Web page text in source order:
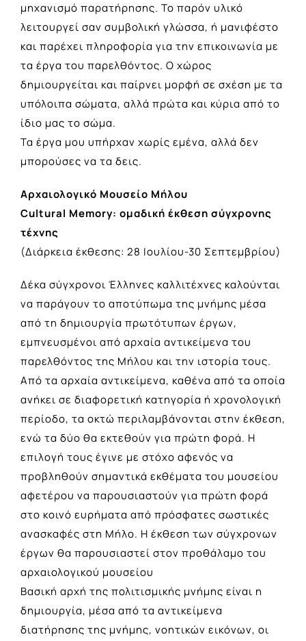
μηχανισμό παρατήρησης. Το παρόν υλικό
λειτουργεί σαν συμβολική γλώσσα, ή μανιφέστο
και παρέχει πληροφορία για την επικοινωνία με
τα έργα του παρελθόντος. Ο χώρος
δημιουργείται και παίρνει μορφή σε σχέση με τα
υπόλοιπα σώματα, αλλά πρώτα και κύρια από το
ίδιο μας το σώμα.
Τα έργα μου υπήρχαν χωρίς εμένα, αλλά δεν
μπορούσες να τα δεις.
Αρχαιολογικό Μουσείο Μήλου
Cultural Memory: ομαδική έκθεση σύγχρονης
τέχνης
(Διάρκεια έκθεσης: 28 Ιουλίου-30 Σεπτεμβρίου)
Δέκα σύγχρονοι Έλληνες καλλιτέχνες καλούνται
να παράγουν το αποτύπωμα της μνήμης μέσα
από τη δημιουργία πρωτότυπων έργων,
εμπνευσμένοι από αρχαία αντικείμενα του
παρελθόντος της Μήλου και την ιστορία τους.
Από τα αρχαία αντικείμενα, καθένα από τα οποία
ανήκει σε διαφορετική κατηγορία ή χρονολογική
περίοδο, τα οκτώ περιλαμβάνονται στην έκθεση,
ενώ τα δύο θα εκτεθούν για πρώτη φορά. Η
επιλογή τους έγινε με στόχο αφενός να
προβληθούν σημαντικά εκθέματα του μουσείου
αφετέρου να παρουσιαστούν για πρώτη φορά
στο κοινό ευρήματα από πρόσφατες σωστικές
ανασκαφές στη Μήλο. Η έκθεση των σύγχρονων
έργων θα παρουσιαστεί στον προθάλαμο του
αρχαιολογικού μουσείου
Βασική αρχή της πολιτισμικής μνήμης είναι η
δημιουργία, μέσα από τα αντικείμενα
διατήρησης της μνήμης, νοητικών εικόνων, οι